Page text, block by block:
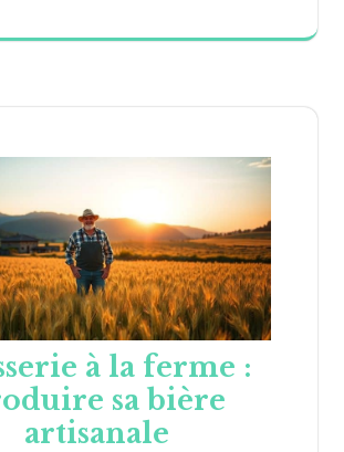
à la ferme :
sa bière
artisanale